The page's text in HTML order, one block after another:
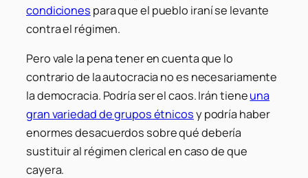
condiciones para que el pueblo iraní se levante
contra el régimen.
Pero vale la pena tener en cuenta que lo
contrario de la autocracia no es necesariamente
la democracia. Podría ser el caos. Irán tieneuna
gran variedad de grupos étnicosy podría haber
enormes desacuerdos sobre qué debería
sustituir al régimen clerical en caso de que
cayera.